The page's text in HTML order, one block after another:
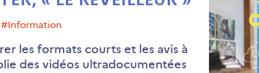
#information
les formats courts et les avis à
des vidéos ultradocumentées